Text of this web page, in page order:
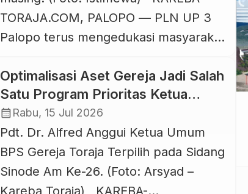
TORAJA.COM, PALOPO — PLN UP 3
Palopo terus mengedukasi masyarakat
bagaimana menggunakan listrik yang
aman dan andal. Listrik yang aman dan
andal dimulai dari pemahaman
terhadap komponen-komponen
instalasi listrik di rumah. Setiap
perangkat memiliki peran penting
Optimalisasi Aset Gereja Jadi Salah
Satu Program Prioritas Ketua
Umum BPS Gereja Toraja Terpilih
Pdt. Alfred Anggui
calendar_monthRabu, 15 Jul 2026
Pdt. Dr. Alfred Anggui Ketua Umum
BPS Gereja Toraja Terpilih pada Sidang
Sinode Am Ke-26. (Foto: Arsyad –
Kareba Toraja) KAREBA-